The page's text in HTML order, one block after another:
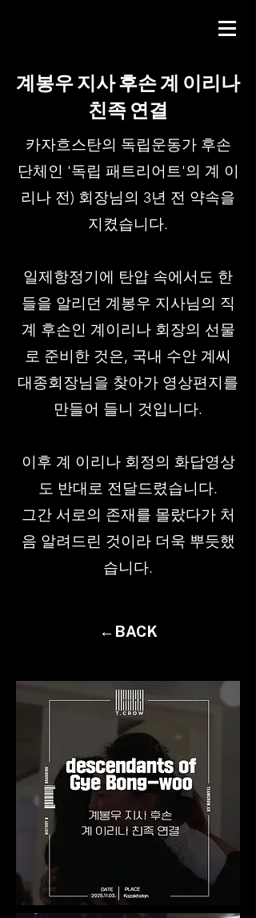
​계봉우 지사 후손 계 이리나
친족 연결
카자흐스탄의 독립운동가 후손
단체인 '독립 패트리어트'의 계 이
리나 전) 회장님의 3년 전 약속을
지켰습니다.
일제항정기에 탄압 속에서도 한
들을 알리던 계봉우 지사님의 직
계 후손인 계이리나 회장의 선물
로 준비한 것은, 국내 수안 계씨
대종회장님을 찾아가 영상편지를
만들어 들니 것입니다.
이후 계 이리나 회정의 화답영상
도 반대로 전달드렸습니다.
​그간 서로의 존재를 몰랐다가 처
음 알려드린 것이라 더욱 뿌듯했
습니다.
←BACK